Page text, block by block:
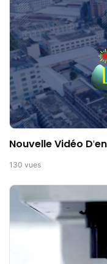
Nouvelle Vidéo
130 vues